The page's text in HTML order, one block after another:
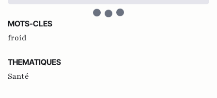
MOTS-CLES
froid
THEMATIQUES
Santé